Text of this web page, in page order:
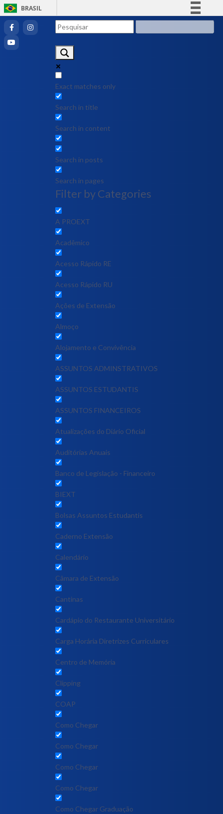
BRASIL
Exact matches only
Search in title
Search in content
Search in posts
Search in pages
Filter by Categories
A PROEXT
Acadêmico
Acesso Rápido RE
Acesso Rápido RU
Ações de Extensão
Almoço
Alojamento e Convivência
ASSUNTOS ADMINSTRATIVOS
ASSUNTOS ESTUDANTIS
ASSUNTOS FINANCEIROS
Atualizações do Diário Oficial
Auditórias Anuais
Banco de Legislação - Financeiro
BIEXT
Bolsas Assuntos Estudantis
Caderno Extensão
Calendário
Câmara de Extensão
Cantinas
Cardápio do Restaurante Universitário
Carga Horária Diretrizes Curriculares
Centro de Memória
Clipping
COAP
Como Chegar
Como Chegar
Como Chegar
Como Chegar
Como Chegar Graduação